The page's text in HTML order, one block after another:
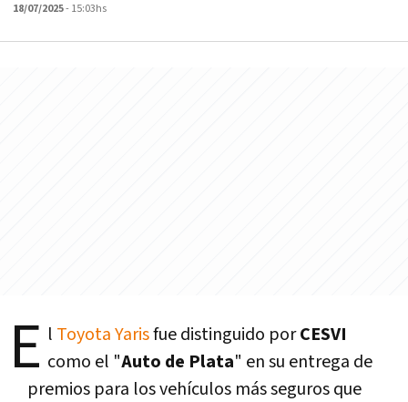
18/07/2025- 15:03hs
E l Toyota Yarisfue distinguido porCESVI
como el "Auto de Plata" en su entrega de
premios para los vehículos más seguros que